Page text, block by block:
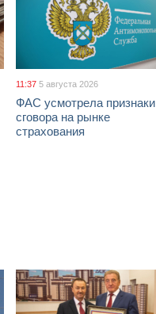
11:37 5 августа 2026
ФАС усмотрела признаки
сговора на рынке
страхования